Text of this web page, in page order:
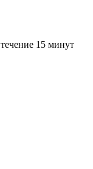
15 минут